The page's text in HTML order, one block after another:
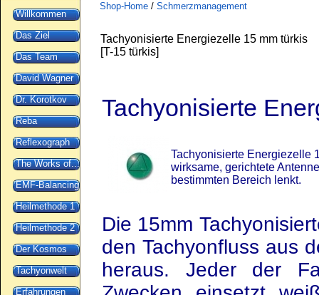
Willkommen
Das Ziel
Das Team
David Wagner
Dr. Korotkov
Reba
Reflexograph
The Works of...
EMF-Balancing
Heilmethode 1
Heilmethode 2
Der Kosmos
Tachyonwelt
Erfahrungen
Shop-Home / Schmerzmanagement
Tachyonisierte Energiezelle 15 mm türkis
[T-15 türkis]
Tachyonisierte
Tachyonisierte Energiezelle
wirksame, gerichtete
bestimmten Bereich lenkt.
Die 15mm
den Tachyonfluss aus
heraus. Jeder der